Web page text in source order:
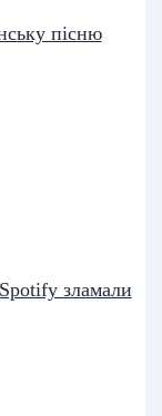
пісню
зламали